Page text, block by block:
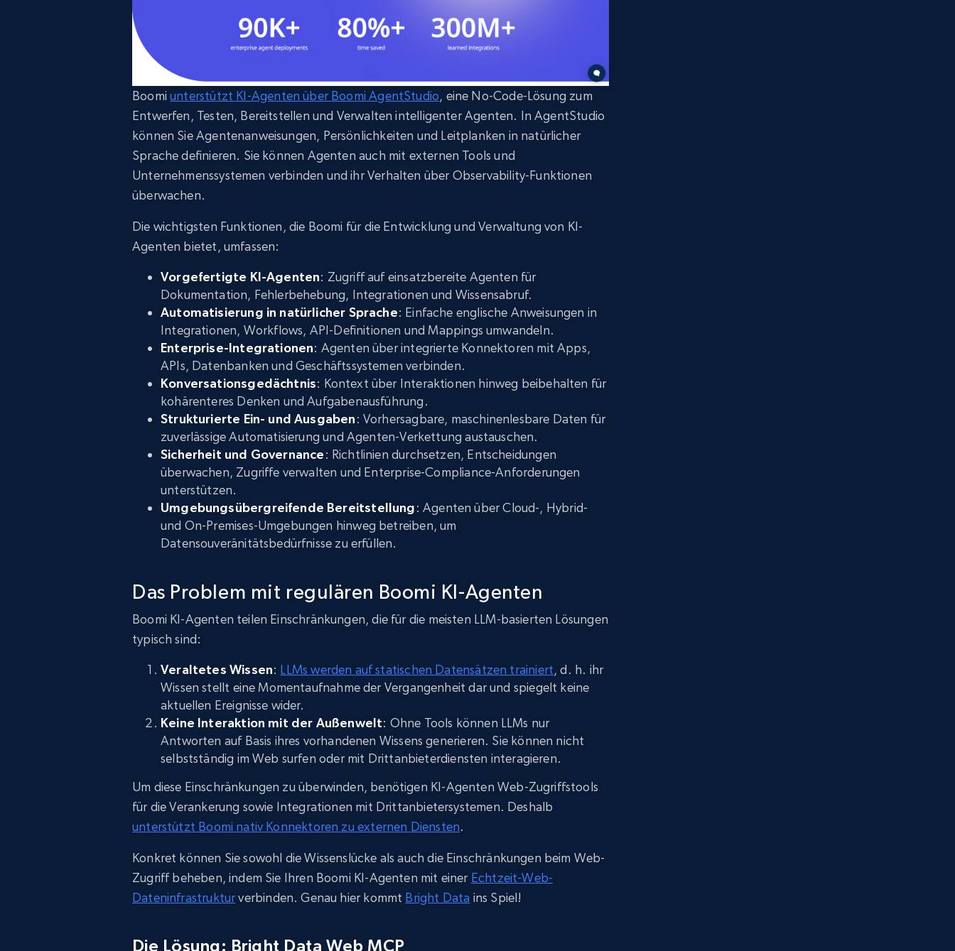
Boomiunterstützt KI-Agenten über Boomi AgentStudio, eine No-Code-Lösung zum
Entwerfen, Testen, Bereitstellen und Verwalten intelligenter Agenten. In AgentStudio
können Sie Agentenanweisungen, Persönlichkeiten und Leitplanken in natürlicher
Sprache definieren. Sie können Agenten auch mit externen Tools und
Unternehmenssystemen verbinden und ihr Verhalten über Observability-Funktionen
überwachen.
Die wichtigsten Funktionen, die Boomi für die Entwicklung und Verwaltung von KI-
Agenten bietet, umfassen:
Vorgefertigte KI-Agenten: Zugriff auf einsatzbereite Agenten für
Dokumentation, Fehlerbehebung, Integrationen und Wissensabruf.
Automatisierung in natürlicher Sprache: Einfache englische Anweisungen in
Integrationen, Workflows, API-Definitionen und Mappings umwandeln.
Enterprise-Integrationen: Agenten über integrierte Konnektoren mit Apps,
APIs, Datenbanken und Geschäftssystemen verbinden.
Konversationsgedächtnis: Kontext über Interaktionen hinweg beibehalten für
kohärenteres Denken und Aufgabenausführung.
Strukturierte Ein- und Ausgaben: Vorhersagbare, maschinenlesbare Daten für
zuverlässige Automatisierung und Agenten-Verkettung austauschen.
Sicherheit und Governance: Richtlinien durchsetzen, Entscheidungen
überwachen, Zugriffe verwalten und Enterprise-Compliance-Anforderungen
unterstützen.
Umgebungsübergreifende Bereitstellung: Agenten über Cloud-, Hybrid-
und On-Premises-Umgebungen hinweg betreiben, um
Datensouveränitätsbedürfnisse zu erfüllen.
Das Problem mit regulären Boomi KI-Agenten
Boomi KI-Agenten teilen Einschränkungen, die für die meisten LLM-basierten Lösungen
typisch sind:
Veraltetes Wissen: LLMs werden auf statischen Datensätzen trainiert, d. h. ihr
Wissen stellt eine Momentaufnahme der Vergangenheit dar und spiegelt keine
aktuellen Ereignisse wider.
Keine Interaktion mit der Außenwelt: Ohne Tools können LLMs nur
Antworten auf Basis ihres vorhandenen Wissens generieren. Sie können nicht
selbstständig im Web surfen oder mit Drittanbieterdiensten interagieren.
Um diese Einschränkungen zu überwinden, benötigen KI-Agenten Web-Zugriffstools
für die Verankerung sowie Integrationen mit Drittanbietersystemen. Deshalb
unterstützt Boomi nativ Konnektoren zu externen Diensten.
Konkret können Sie sowohl die Wissenslücke als auch die Einschränkungen beim Web-
Zugriff beheben, indem Sie Ihren Boomi KI-Agenten mit einer Echtzeit-Web-
Dateninfrastrukturverbinden. Genau hier kommt Bright Data ins Spiel!
Die Lösung: Bright Data Web MCP